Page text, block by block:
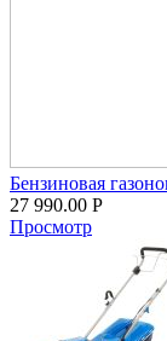
Бензиновая
27 990.00 Р
Просмотр